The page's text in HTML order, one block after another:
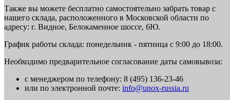
Также вы можете бесплатно самостоятельно забрать товар с
нашего склада, расположенного в Московской области по
адресу: г. Видное, Белокаменное шоссе, 6Ю.
График работы склада: понедельник - пятница с 9:00 до 18:00.
Необходимо предварительное согласование даты самовывоза:
с менеджером по телефону: 8 (495) 136-23-46
или по электронной почте: info@unox-russia.ru